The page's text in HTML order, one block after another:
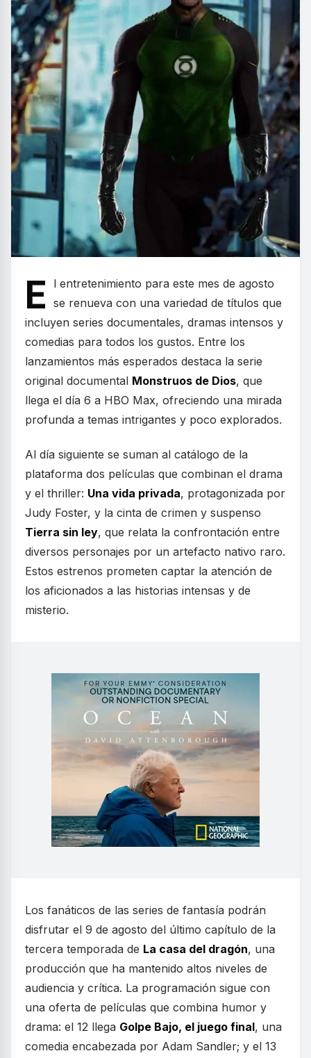
E
l entretenimiento para este mes de agosto
se renueva con una variedad de títulos que
incluyen series documentales, dramas intensos y
comedias para todos los gustos. Entre los
lanzamientos más esperados destaca la serie
original documental Monstruos de Dios, que
llega el día 6 a HBO Max, ofreciendo una mirada
profunda a temas intrigantes y poco explorados.
Al día siguiente se suman al catálogo de la
plataforma dos películas que combinan el drama
y el thriller: Una vida privada, protagonizada por
Judy Foster, y la cinta de crimen y suspenso
Tierra sin ley, que relata la confrontación entre
diversos personajes por un artefacto nativo raro.
Estos estrenos prometen captar la atención de
los aficionados a las historias intensas y de
misterio.
Los fanáticos de las series de fantasía podrán
disfrutar el 9 de agosto del último capítulo de la
tercera temporada de La casa del dragón, una
producción que ha mantenido altos niveles de
audiencia y crítica. La programación sigue con
una oferta de películas que combina humor y
drama: el 12 llega Golpe Bajo, el juego final, una
comedia encabezada por Adam Sandler; y el 13